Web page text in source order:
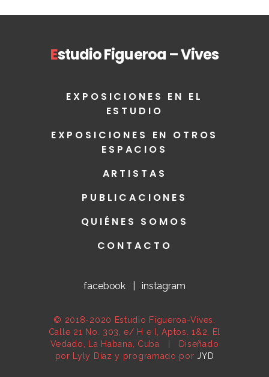
Estudio Figueroa – Vives
EXPOSICIONES EN EL
ESTUDIO
EXPOSICIONES EN OTROS
ESPACIOS
ARTISTAS
PUBLICACIONES
QUIÉNES SOMOS
CONTACTO
facebook |instagram
© 2018-2020 Estudio Figueroa-Vives.
Calle 21 No. 303, e/ H e I, Aptos. 1&2, El
Vedado, La Habana, Cuba | Diseñado
por Lyly Díaz y programado por JYD